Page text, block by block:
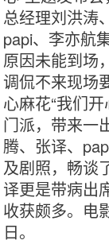
总经理刘洪涛
papi、李亦航
原因未能到场
调侃不来现场
心麻花“我们
门派，带来一
腾、张译、
及剧照，畅谈
译更是带病出
收获颇多。电
日。